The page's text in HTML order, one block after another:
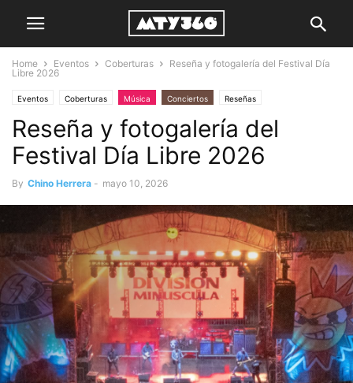
Home Eventos Coberturas
Reseña y fotogalería del Festival Día
Libre 2026
Eventos Coberturas Música Conciertos Reseñas
Reseña y fotogalería del
Festival Día Libre 2026
By Chino Herrera - mayo 10, 2026